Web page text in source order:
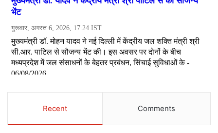
Recent Comments